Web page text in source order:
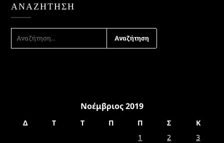
ΑΝΑΖΉΤΗΣΗ
ΑΝΑΖΉΤΗΣΗ
ΓΙΑ:
Νοέμβριος 2019
Δ Τ Τ Π Π Σ
Κ
1
2
3